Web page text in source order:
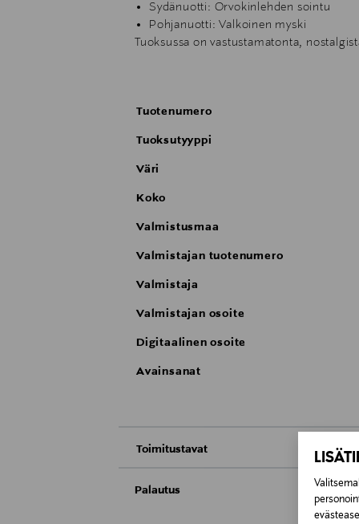
Sydänuotti: Orvokinlehden sointu
Pohjanuotti: Valkoinen myski
Tuoksussa on vastustamatonta,
Tuotenumero
Tuoksutyyppi
Väri
Koko
Valmistusmaa
Valmistajan tuotenumero
Valmistaja
Valmistajan osoite
Digitaalinen osoite
Avainsanat
Toimitustavat
Palautus
Meille on hyvin tärkeää, että olet